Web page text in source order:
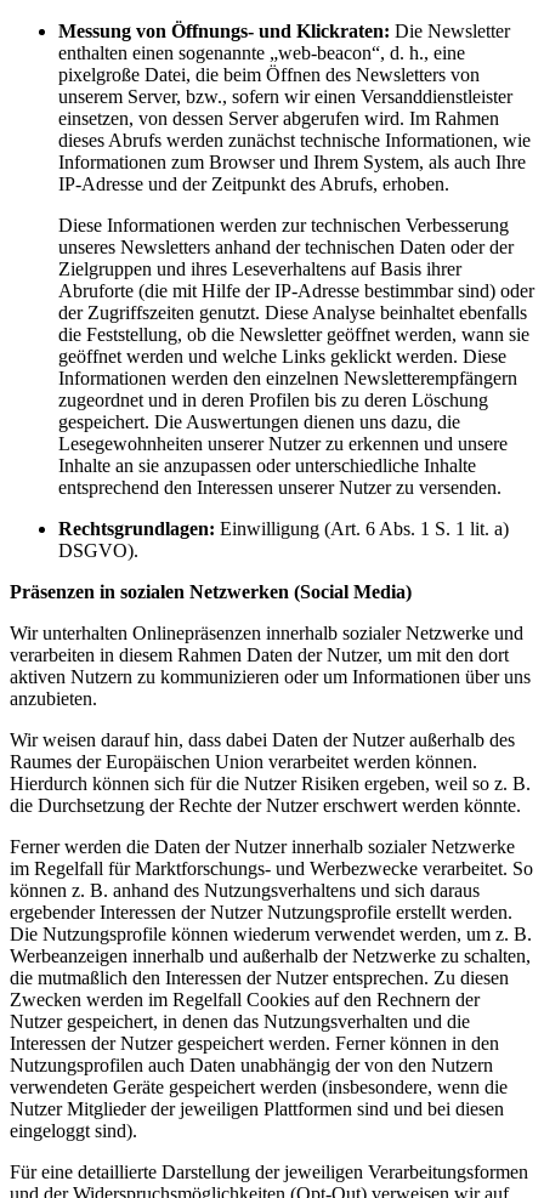
Messung von Öffnungs- und Klickraten: Die Newsletter
enthalten einen sogenannte „web-beacon“, d. h., eine
pixelgroße Datei, die beim Öffnen des Newsletters von
unserem Server, bzw., sofern wir einen Versanddienstleister
einsetzen, von dessen Server abgerufen wird. Im Rahmen
dieses Abrufs werden zunächst technische Informationen, wie
Informationen zum Browser und Ihrem System, als auch Ihre
IP-Adresse und der Zeitpunkt des Abrufs, erhoben.
Diese Informationen werden zur technischen Verbesserung
unseres Newsletters anhand der technischen Daten oder der
Zielgruppen und ihres Leseverhaltens auf Basis ihrer
Abruforte (die mit Hilfe der IP-Adresse bestimmbar sind) oder
der Zugriffszeiten genutzt. Diese Analyse beinhaltet ebenfalls
die Feststellung, ob die Newsletter geöffnet werden, wann sie
geöffnet werden und welche Links geklickt werden. Diese
Informationen werden den einzelnen Newsletterempfängern
zugeordnet und in deren Profilen bis zu deren Löschung
gespeichert. Die Auswertungen dienen uns dazu, die
Lesegewohnheiten unserer Nutzer zu erkennen und unsere
Inhalte an sie anzupassen oder unterschiedliche Inhalte
entsprechend den Interessen unserer Nutzer zu versenden.
Rechtsgrundlagen: Einwilligung (Art. 6 Abs. 1 S. 1 lit. a)
DSGVO).
Präsenzen in sozialen Netzwerken (Social Media)
Wir unterhalten Onlinepräsenzen innerhalb sozialer Netzwerke und
verarbeiten in diesem Rahmen Daten der Nutzer, um mit den dort
aktiven Nutzern zu kommunizieren oder um Informationen über uns
anzubieten.
Wir weisen darauf hin, dass dabei Daten der Nutzer außerhalb des
Raumes der Europäischen Union verarbeitet werden können.
Hierdurch können sich für die Nutzer Risiken ergeben, weil so z. B.
die Durchsetzung der Rechte der Nutzer erschwert werden könnte.
Ferner werden die Daten der Nutzer innerhalb sozialer Netzwerke
im Regelfall für Marktforschungs- und Werbezwecke verarbeitet. So
können z. B. anhand des Nutzungsverhaltens und sich daraus
ergebender Interessen der Nutzer Nutzungsprofile erstellt werden.
Die Nutzungsprofile können wiederum verwendet werden, um z. B.
Werbeanzeigen innerhalb und außerhalb der Netzwerke zu schalten,
die mutmaßlich den Interessen der Nutzer entsprechen. Zu diesen
Zwecken werden im Regelfall Cookies auf den Rechnern der
Nutzer gespeichert, in denen das Nutzungsverhalten und die
Interessen der Nutzer gespeichert werden. Ferner können in den
Nutzungsprofilen auch Daten unabhängig der von den Nutzern
verwendeten Geräte gespeichert werden (insbesondere, wenn die
Nutzer Mitglieder der jeweiligen Plattformen sind und bei diesen
eingeloggt sind).
Für eine detaillierte Darstellung der jeweiligen Verarbeitungsformen